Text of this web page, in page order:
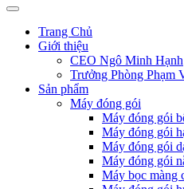
Trang Chủ
Giới thiệu
CEO Ngô Minh Hạnh
Trưởng Phòng Phạm
Sản phẩm
Máy đóng gói
Máy đóng gói
Máy đóng gói
Máy đóng gói
Máy đóng gói
Máy bọc màng